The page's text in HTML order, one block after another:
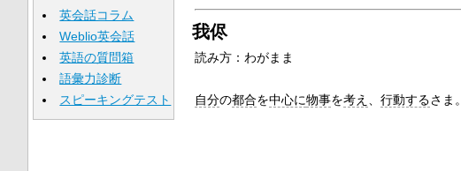
我侭
読み方： わがまま
自分の都合を中心に物事を考え 行動するさま。
英会話コラム
Weblio英会話
英語の質問箱
語彙力診断
スピーキングテスト